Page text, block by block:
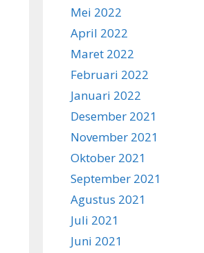
Mei 2022
April 2022
Maret 2022
Februari 2022
Januari 2022
Desember 2021
November 2021
Oktober 2021
September 2021
Agustus 2021
Juli 2021
Juni 2021